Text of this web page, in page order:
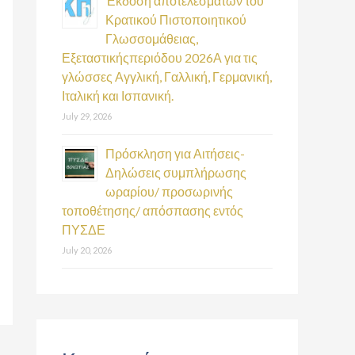
Κρατικού Πιστοποιητικού
Γλωσσομάθειας,
Εξεταστικήςπεριόδου 2026Α για τις
γλώσσες Αγγλική, Γαλλική, Γερμανική,
Ιταλική και Ισπανική.
July 29, 2026
Πρόσκληση για Αιτήσεις-
Δηλώσεις συμπλήρωσης
ωραρίου/ προσωρινής
τοποθέτησης/ απόσπασης εντός
ΠΥΣΔΕ
July 20, 2026